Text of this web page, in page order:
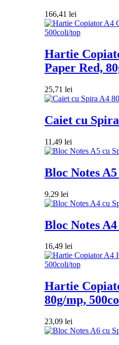
166,41 lei
Hartie
Paper Red,
25,71 lei
Caiet cu
11,49 lei
Bloc Notes
9,29 lei
Bloc Notes
16,49 lei
Hartie
80g/mp,
23,09 lei